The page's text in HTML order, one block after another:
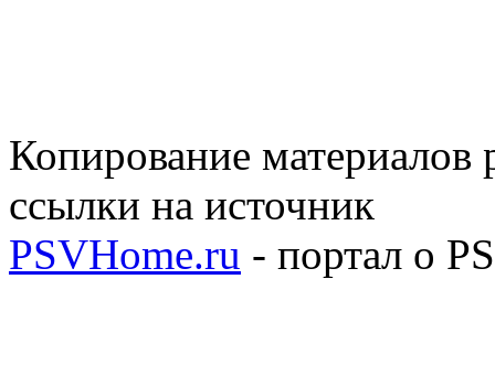
Копирование материалов
ссылки на источник
PSVHome.ru - портал о